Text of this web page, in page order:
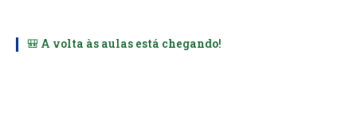
🎒 A volta às aulas está chegando!